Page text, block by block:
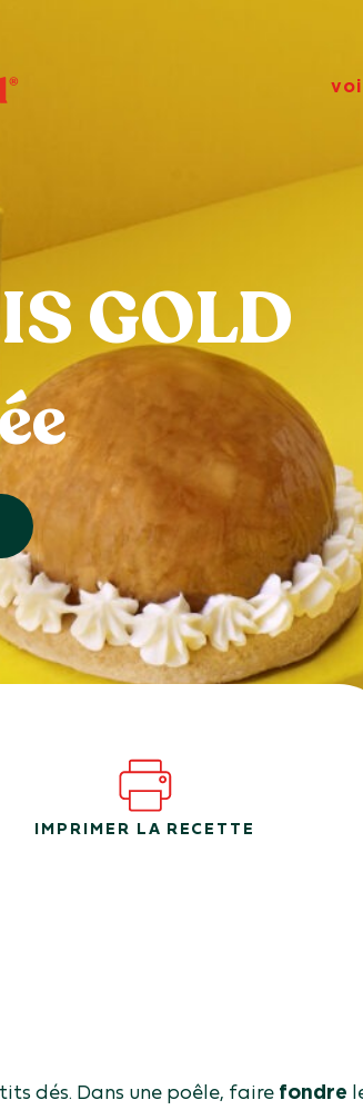
GOLD
IMPRIMER LA RECETTE
dés. Dans une poêle, faire fondre